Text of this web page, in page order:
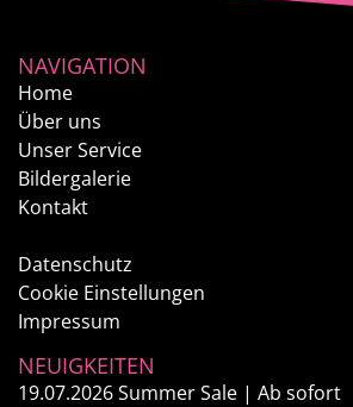
NAVIGATION
Home
Über uns
Unser Service
Bildergalerie
Kontakt
Datenschutz
Cookie Einstellungen
Impressum
NEUIGKEITEN
19.07.2026Summer Sale | Ab sofort